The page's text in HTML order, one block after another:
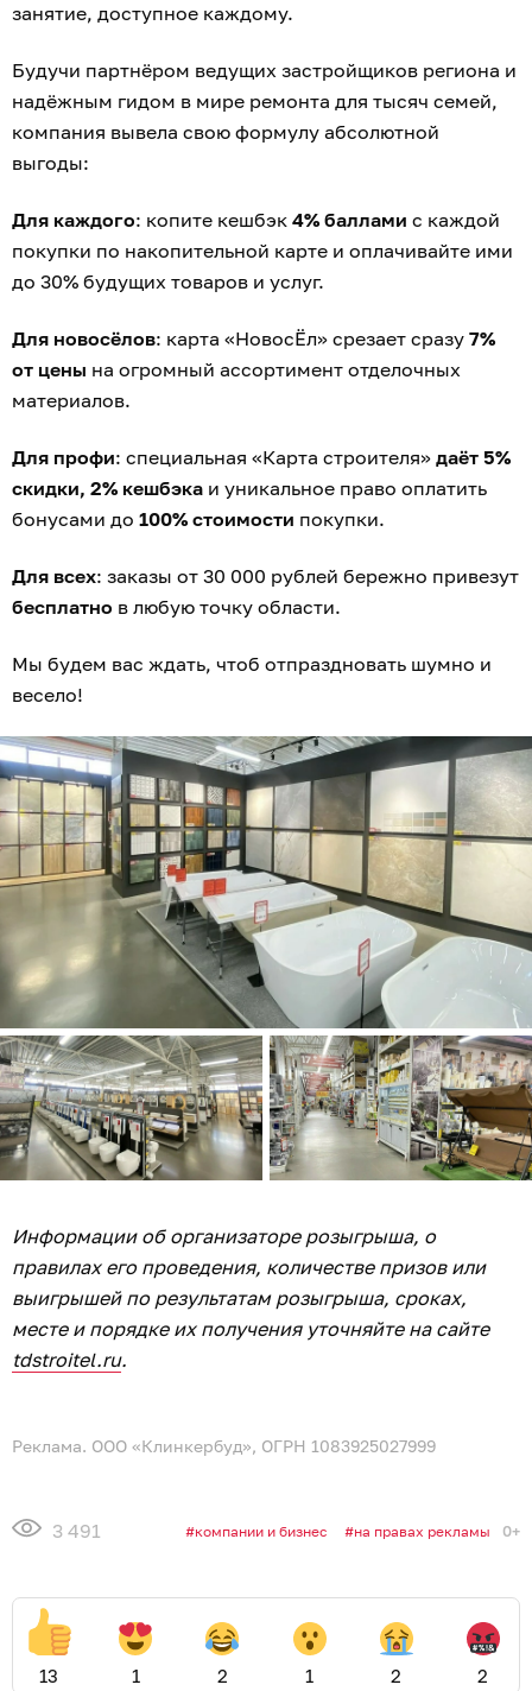
занятие, доступное каждому.
Будучи партнёром ведущих застройщиков региона и
надёжным гидом в мире ремонта для тысяч семей,
компания вывела свою формулу абсолютной
выгоды:
Для каждого: копите кешбэк 4% баллами с каждой
покупки по накопительной карте и оплачивайте ими
до 30% будущих товаров и услуг.
Для новосёлов: карта «НовосЁл» срезает сразу 7%
от цены на огромный ассортимент отделочных
материалов.
Для профи: специальная «Карта строителя» даёт 5%
скидки, 2% кешбэка и уникальное право оплатить
бонусами до 100% стоимости покупки.
Для всех: заказы от 30 000 рублей бережно привезут
бесплатно в любую точку области.
Мы будем вас ждать, чтоб отпраздновать шумно и
весело!
Информации об организаторе розыгрыша, о
правилах его проведения, количестве призов или
выигрышей по результатам розыгрыша, сроках,
месте и порядке их получения уточняйте на сайте
tdstroitel.ru.
Реклама. ООО «Клинкербуд», ОГРН 1083925027999
3 491 компании и бизнес на правах рекламы 0+
13 1 2 1 2 2